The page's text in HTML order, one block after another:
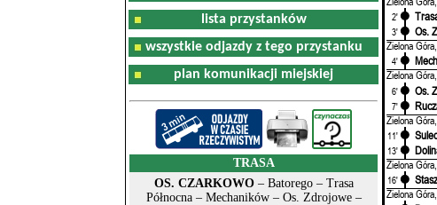
lista przystanków
wszystkie odjazdy z tego przystanku
plan komunikacji miejskiej
TRASA
OS. CZARKOWO– Batorego – Trasa
Północna – Mechaników – Os. Zdrojowe –
2'
3'
Os.
Zielona
4'
Zielona
6' Os.
7'
Zielona
11'
13'
Zielona
16'
Zielona